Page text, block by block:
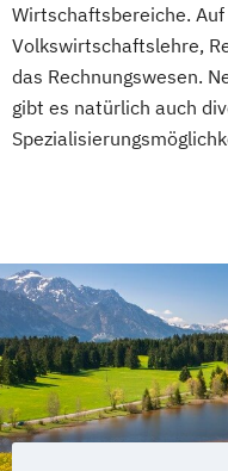
Wirtschaftsbereiche.
Volkswirtschaftslehre,
das Rechnungswesen.
gibt es natürlich auch